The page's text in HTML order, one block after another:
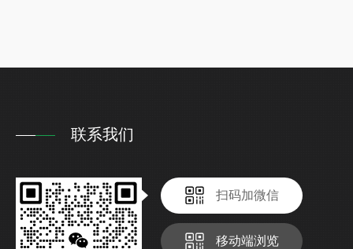
联系我们
扫码加微信
移动端浏览